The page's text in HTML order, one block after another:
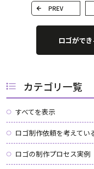
PREV
ロゴがで
カテゴリ一覧
すべてを表示
ロゴ制作依頼を考えてい
ロゴの制作プロセス実例